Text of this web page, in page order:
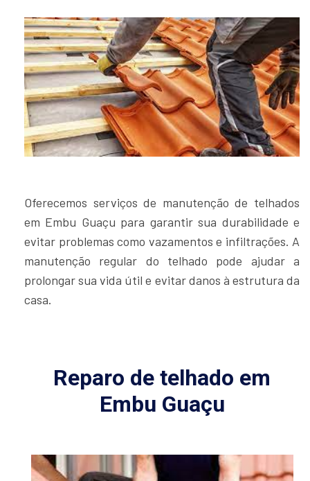
Oferecemos serviços de manutenção de telhados
em Embu Guaçu para garantir sua durabilidade e
evitar problemas como vazamentos e infiltrações. A
manutenção regular do telhado pode ajudar a
prolongar sua vida útil e evitar danos à estrutura da
casa.
Reparo de telhado em
Embu Guaçu